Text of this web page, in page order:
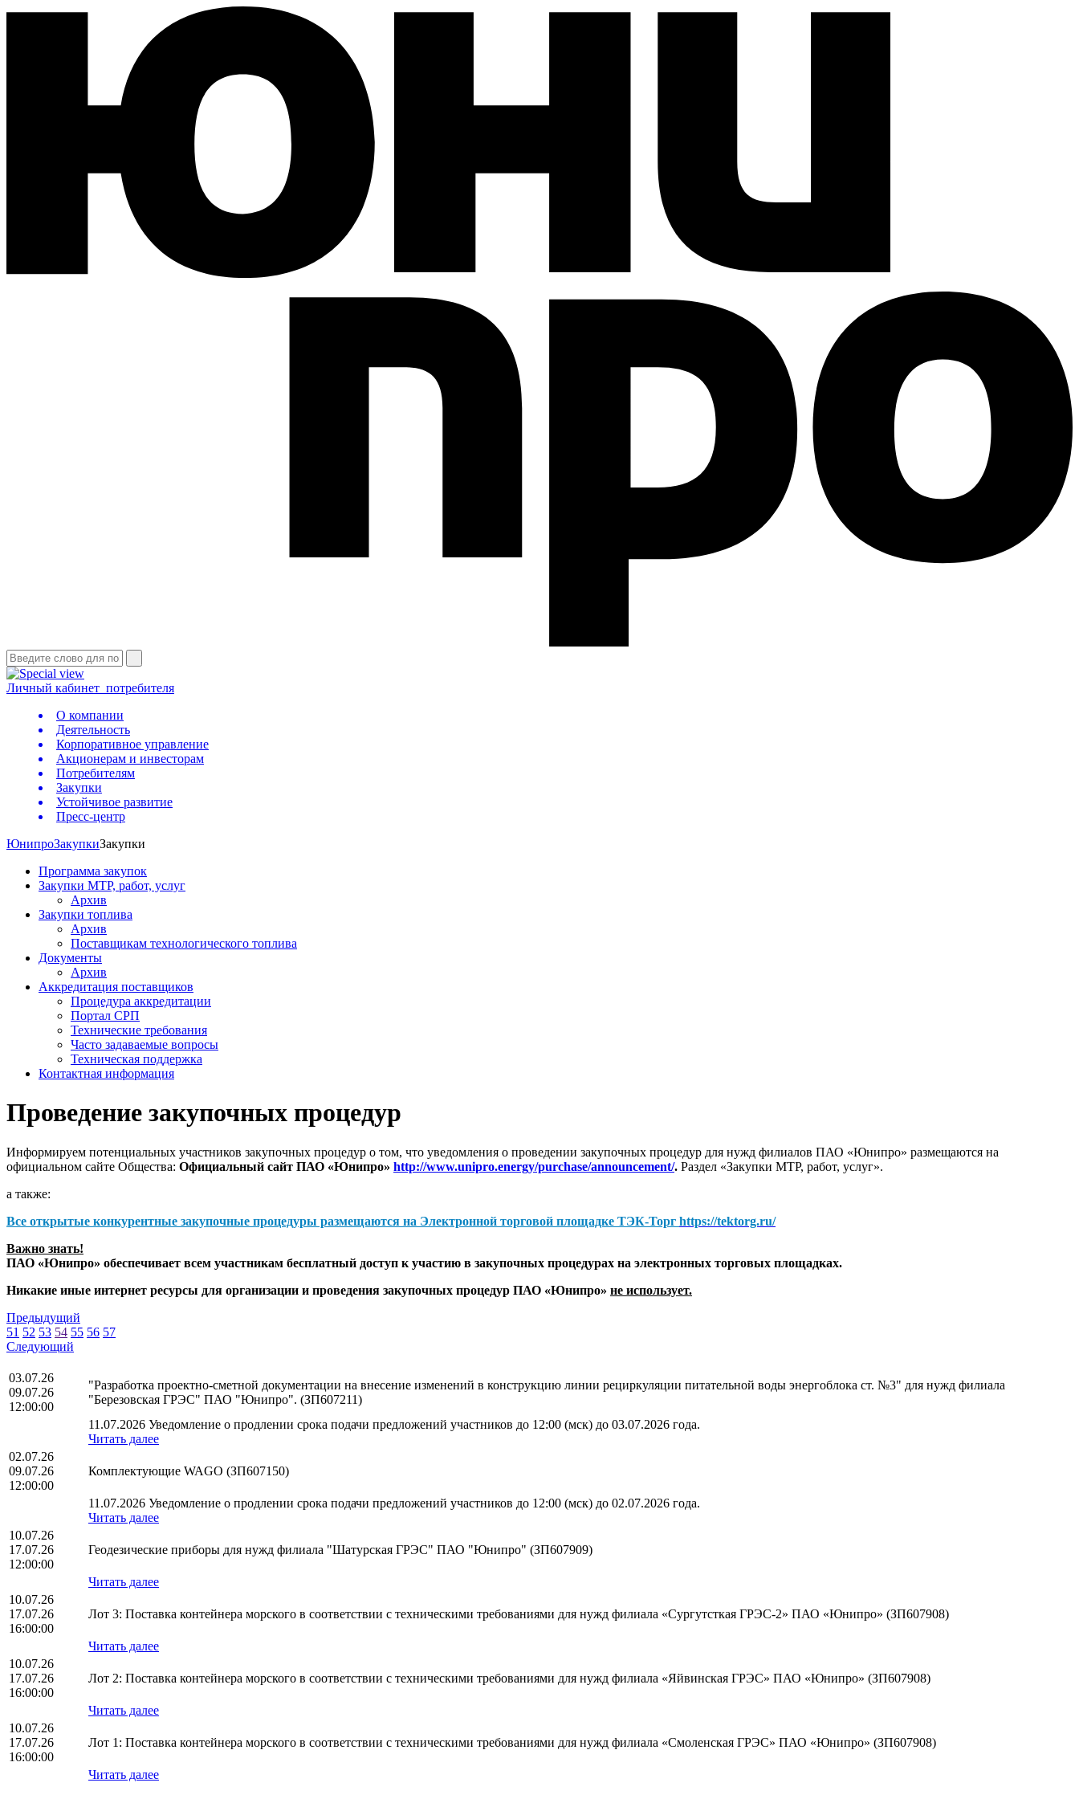
Личный кабинет потребителя
О компании
Деятельность
Корпоративное управление
Акционерам и инвесторам
Потребителям
Закупки
Устойчивое развитие
Пресс-центр
ЮнипроЗакупкиЗакупки
Программа закупок
Закупки МТР, работ, услуг
Архив
Закупки топлива
Архив
Поставщикам технологического топлива
Документы
Архив
Аккредитация поставщиков
Процедура аккредитации
Портал СРП
Технические требования
Часто задаваемые вопросы
Техническая поддержка
Контактная информация
Проведение закупочных процедур
Информируем потенциальных участников закупочных процедур о том, что уведомления о проведении закупочных процедур для нужд филиалов ПАО «Юнипро» размещаются на
официальном сайте Общества: Официальный сайт ПАО «Юнипро» http://www.unipro.energy/purchase/announcement/. Раздел «Закупки МТР, работ, услуг».
а также:
Все открытые конкурентные закупочные процедуры размещаются на Электронной торговой площадке ТЭК-Торг https://tektorg.ru/
Важно знать!
ПАО «Юнипро» обеспечивает всем участникам бесплатный доступ к участию в закупочных процедурах на электронных торговых площадках.
Никакие иные интернет ресурсы для организации и проведения закупочных процедур ПАО «Юнипро» не использует.
Предыдущий
51 52 53 54 55 56 57
Следующий
03.07.26
09.07.26
12:00:00
"Разработка проектно-сметной документации на внесение изменений в конструкцию линии рециркуляции питательной воды энергоблока ст. №3" для нужд филиала
"Березовская ГРЭС" ПАО "Юнипро". (ЗП607211)
11.07.2026 Уведомление о продлении срока подачи предложений участников до 12:00 (мск) до 03.07.2026 года.
Читать далее
02.07.26
09.07.26
12:00:00
Комплектующие WAGO (ЗП607150)
11.07.2026 Уведомление о продлении срока подачи предложений участников до 12:00 (мск) до 02.07.2026 года.
Читать далее
10.07.26
17.07.26
12:00:00
Геодезические приборы для нужд филиала "Шатурская ГРЭС" ПАО "Юнипро" (ЗП607909)
Читать далее
10.07.26
17.07.26
16:00:00
Лот 3: Поставка контейнера морского в соответствии с техническими требованиями для нужд филиала «Сургутсткая ГРЭС-2» ПАО «Юнипро» (ЗП607908)
Читать далее
10.07.26
17.07.26
16:00:00
Лот 2: Поставка контейнера морского в соответствии с техническими требованиями для нужд филиала «Яйвинская ГРЭС» ПАО «Юнипро» (ЗП607908)
Читать далее
10.07.26
17.07.26
16:00:00
Лот 1: Поставка контейнера морского в соответствии с техническими требованиями для нужд филиала «Смоленская ГРЭС» ПАО «Юнипро» (ЗП607908)
Читать далее